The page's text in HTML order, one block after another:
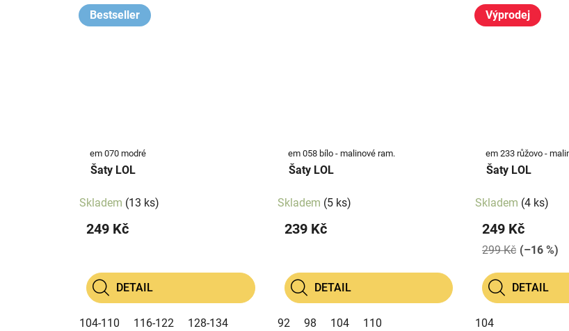
Bestseller
em 070 modré
Šaty LOL
Skladem (13 ks)
249 Kč
DETAIL
104-110 116-122 128-134
em 058 bílo - malinové ram.
Šaty LOL
Skladem (5 ks)
239 Kč
DETAIL
92 98 104 110
Výprodej
em 233 růžovo -
Šaty LOL
Skladem (4 ks)
249 Kč
299 Kč (–16 %)
DETAIL
104